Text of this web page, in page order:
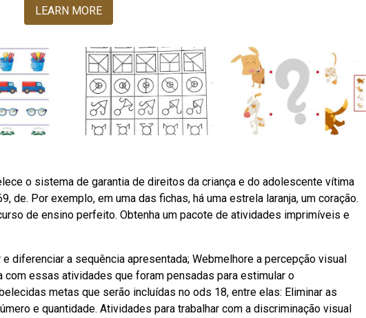
LEARN MORE
o sistema de garantia de direitos da criança e do adolescente vítima
de. Por exemplo, em uma das fichas, há uma estrela laranja, um coração.
de ensino perfeito. Obtenha um pacote de atividades imprimíveis e
diferenciar a sequência apresentada; Webmelhore a percepção visual
essas atividades que foram pensadas para estimular o
metas que serão incluídas no ods 18, entre elas: Eliminar as
e quantidade. Atividades para trabalhar com a discriminação visual